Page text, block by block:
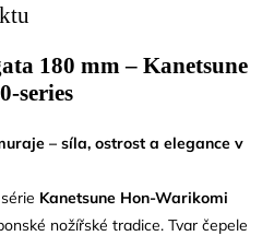
180 mm – Kanetsune
series
– síla, ostrost a elegance v
Kanetsune Hon-Warikomi
nožířské tradice. Tvar čepele